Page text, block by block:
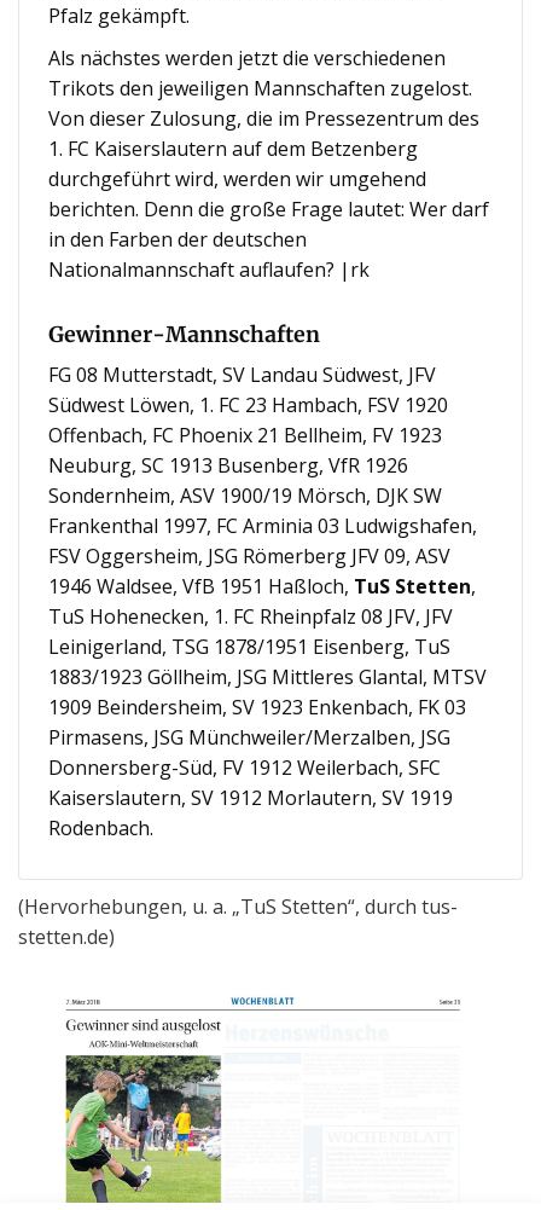
Pfalz gekämpft.
Als nächstes werden jetzt die verschiedenen
Trikots den jeweiligen Mannschaften zugelost.
Von dieser Zulosung, die im Pressezentrum des
1. FC Kaiserslautern auf dem Betzenberg
durchgeführt wird, werden wir umgehend
berichten. Denn die große Frage lautet: Wer darf
in den Farben der deutschen
Nationalmannschaft auflaufen? |rk
Gewinner-Mannschaften
FG 08 Mutterstadt, SV Landau Südwest, JFV
Südwest Löwen, 1. FC 23 Hambach, FSV 1920
Offenbach, FC Phoenix 21 Bellheim, FV 1923
Neuburg, SC 1913 Busenberg, VfR 1926
Sondernheim, ASV 1900/19 Mörsch, DJK SW
Frankenthal 1997, FC Arminia 03 Ludwigshafen,
FSV Oggersheim, JSG Römerberg JFV 09, ASV
1946 Waldsee, VfB 1951 Haßloch, TuS Stetten,
TuS Hohenecken, 1. FC Rheinpfalz 08 JFV, JFV
Leinigerland, TSG 1878/1951 Eisenberg, TuS
1883/1923 Göllheim, JSG Mittleres Glantal, MTSV
1909 Beindersheim, SV 1923 Enkenbach, FK 03
Pirmasens, JSG Münchweiler/Merzalben, JSG
Donnersberg-Süd, FV 1912 Weilerbach, SFC
Kaiserslautern, SV 1912 Morlautern, SV 1919
Rodenbach.
(Hervorhebungen, u. a. „TuS Stetten“, durch tus-
stetten.de)